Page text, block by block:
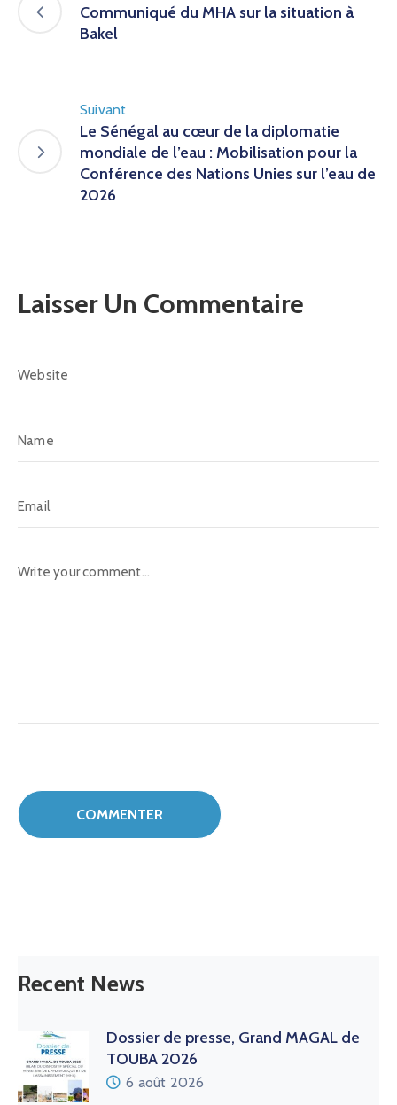
Communiqué du MHA sur la situation à
Bakel
Suivant
Le Sénégal au cœur de la diplomatie
mondiale de l’eau : Mobilisation pour la
Conférence des Nations Unies sur l’eau de
2026
Laisser Un Commentaire
Recent News
Dossier de presse, Grand MAGAL de
TOUBA 2026
6 août 2026